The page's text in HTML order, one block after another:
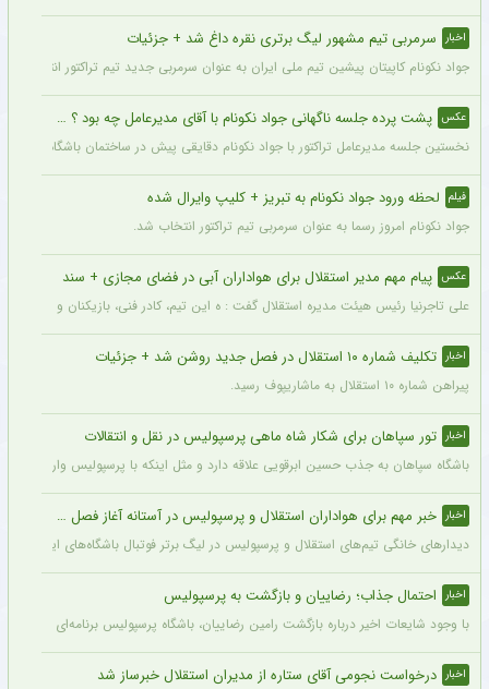
اخبار سرمربی تیم مشهور لیگ برتری نقره داغ شد + جزئیات
جواد نکونام کاپیتان پیشین تیم ملی ایران به عنوان سرمربی جدید تیم تراکتور انتخاب شد.
عکس پشت پرده جلسه ناگهانی جواد نکونام با آقای مدیرعامل چه بود ؟ + عکس
نخستین جلسه مدیرعامل تراکتور با جواد نکونام دقایقی پیش در ساختمان باشگاه برگزار
فیلم لحظه ورود جواد نکونام به تبریز + کلیپ وایرال شده
جواد نکونام امروز رسما به عنوان سرمربی تیم تراکتور انتخاب شد.
عکس پیام مهم مدیر استقلال برای هواداران آبی در فضای مجازی + سند
علی تاجرنیا رئیس هیئت مدیره استقلال گفت : ه این تیم، کادر فنی، بازیکنان و مسیری
اخبار تکلیف شماره ۱۰ استقلال در فصل جدید روشن شد + جزئیات
پیراهن شماره ۱۰ استقلال به ماشاریپوف رسید.
اخبار تور سپاهان برای شکار شاه ماهی پرسپولیس در نقل و انتقالات
باشگاه سپاهان به جذب حسین ابرقویی علاقه دارد و مثل اینکه با پرسپولیس وارد
اخبار خبر مهم برای هواداران استقلال و پرسپولیس در آستانه آغاز فصل جدید
دیدارهای خانگی تیم‌های استقلال و پرسپولیس در لیگ برتر فوتبال باشگاه‌های ایران در
اخبار احتمال جذاب؛ رضاییان و بازگشت به پرسپولیس
با وجود شایعات اخیر درباره بازگشت رامین رضاییان، باشگاه پرسپولیس برنامه‌ای برای
اخبار درخواست نجومی آقای ستاره از مدیران استقلال خبرساز شد